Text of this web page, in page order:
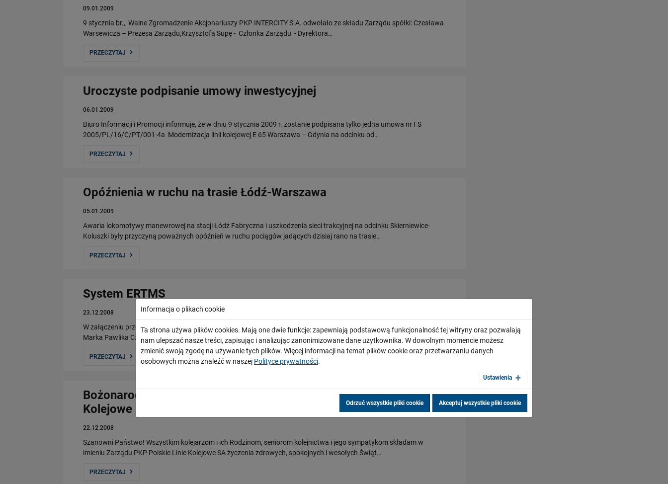
09.01.2009
9 stycznia br., Walne Zgromadzenie Akcjonariuszy PKP INTERCITY S.A. odwołało ze składu Zarządu spółki: Czesława
Warsewicza – Prezesa Zarządu,Krzysztofa Supę - Członka Zarządu - Dyrektora…
PRZECZYTAJ
Uroczyste podpisanie umowy inwestycyjnej
06.01.2009
Biuro Informacji i Promocji informuje, że w dniu 9 stycznia 2009 r. zostanie podpisana tylko jedna umowa nr FS
2005/PL/16/C/PT/001-4a Modernizacja linii kolejowej E 65 Warszawa – Gdynia na odcinku od…
PRZECZYTAJ
Opóźnienia w ruchu na trasie Łódź-Warszawa
05.01.2009
Awaria lokomotywy manewrowej na stacji Łódź Fabryczna i uszkodzenia sieci trakcyjnej na odcinku Skierniewice-
Koluszki były przyczyną poważnych opóźnień w ruchu pociągów jadących dzisiaj rano na trasie…
PRZECZYTAJ
System ERTMS
23.12.2008
W załączeniu przedstawiamy list Pana Michaela Clauseckera, Dyrektora Generalnego UNIFE, skierowany do Pana
Marka Pawlika Członka Zarządu PKP PLK SA czytaj....
PRZECZYTAJ
Bożonarodzeniowe życzenia od Prezesa Spółki PKP Polskie Linie
Kolejowe
22.12.2008
Szanowni Państwo! Wszystkim kolejarzom i ich Rodzinom, seniorom kolejnictwa i jego sympatykom składam w
imieniu Zarządu PKP Polskie Linie Kolejowe SA życzenia zdrowych, spokojnych i wesołych Świąt…
PRZECZYTAJ
Informacja o plikach cookie
Ta strona używa plików cookies. Mają one dwie funkcje: zapewniają podstawową funkcjonalność tej witryny oraz pozwalają
nam ulepszać nasze treści, zapisując i analizując zanonimizowane dane użytkownika. W dowolnym momencie możesz
zmienić swoją zgodę na używanie tych plików. Więcej informacji na temat plików cookie oraz przetwarzaniu danych
osobowych można znaleźć w naszej Polityce prywatności.
Ustawienia
Odrzuć wszystkie pliki cookie Akceptuj wszystkie pliki cookie